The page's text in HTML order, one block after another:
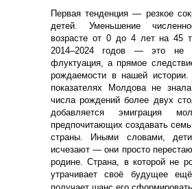
Первая тенденция — резкое
детей. Уменьшение
возрасте от 0 до 4 лет на 45
2014–2024 годов — это не
флуктуация, а прямое
рождаемости в нашей
показателях Молдова не
числа рождений более двух
добавляется эмиграция
предпочитающих создавать
страны. Иными словами,
исчезают — они просто
родине. Страна, в которой не
утрачивает своё будущее